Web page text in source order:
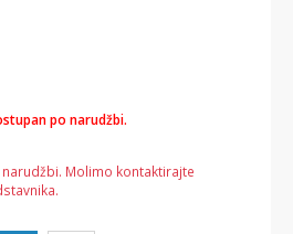
po narudžbi.
Molimo kontaktirajte